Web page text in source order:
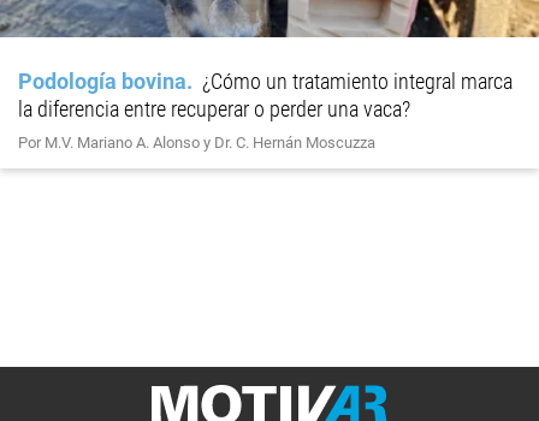
Podología bovina
¿Cómo un tratamiento integral marca
la diferencia entre recuperar o perder una vaca?
Por M.V. Mariano A. Alonso y Dr. C. Hernán Moscuzza